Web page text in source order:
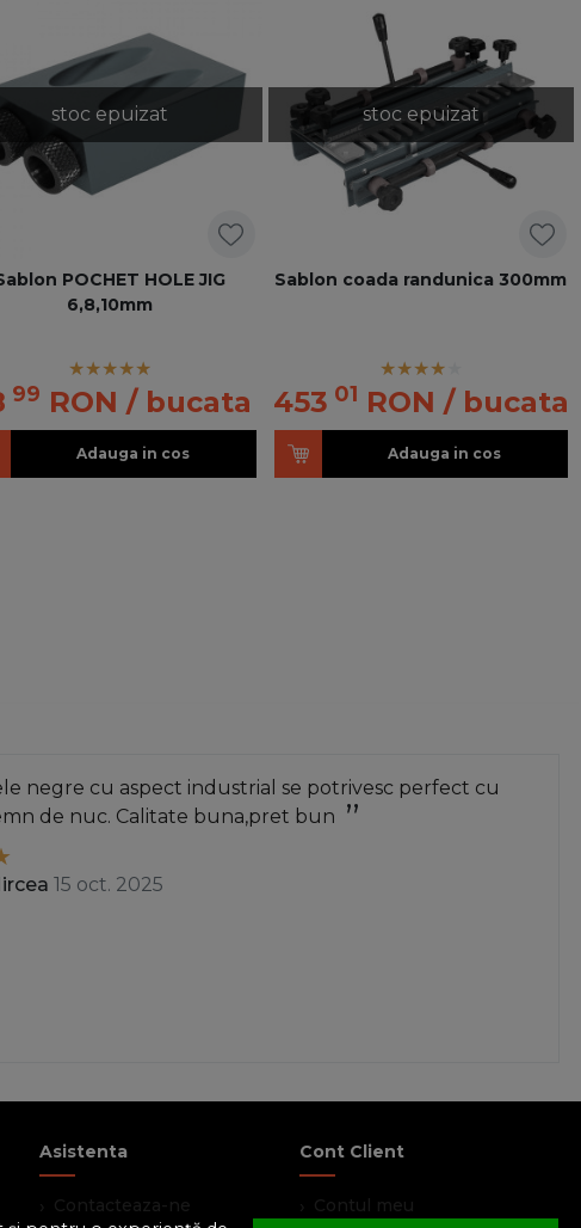
stoc epuizat
POCHET HOLE JIG
6,8,10mm
99 RON / bucata
Adauga in cos
stoc epuizat
Sablon coada randunica 300mm
453 01 RON / bucata
Adauga in cos
negre cu aspect industrial se potrivesc perfect cu
de nuc. Calitate buna,pret bun
15 oct. 2025
Asistenta
Contacteaza-ne
Cont Client
Contul meu